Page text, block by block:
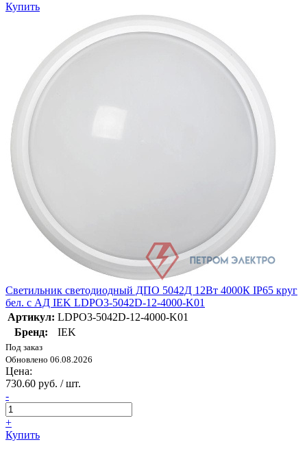
Купить
Светильник светодиодный ДПО 5042Д 12Вт 4000К IP65 круг
бел. с АД IEK LDPO3-5042D-12-4000-K01
Артикул: LDPO3-5042D-12-4000-K01
Бренд:
IEK
Под заказ
Обновлено 06.08.2026
Цена:
730.60 руб. / шт.
-
+
Купить